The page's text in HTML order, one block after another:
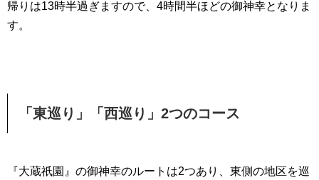
帰りは13時半過ぎますので、4時間半ほどの御神幸となりま
す。
「東巡り」「西巡り」2つのコース
『大蔵祇園』の御神幸のルートは2つあり、東側の地区を巡